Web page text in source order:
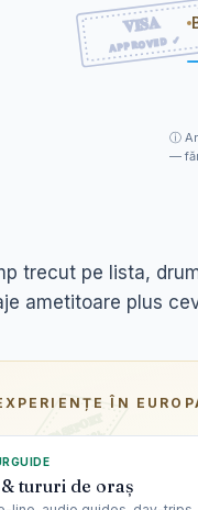
ⓘ
—
trecut pe lista,
ametitoare plus
ÎN
tururi de oraș